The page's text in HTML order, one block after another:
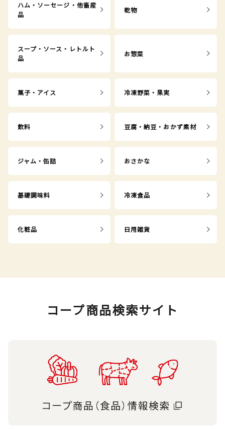
ハム・ソーセージ・他畜産
品
乾物
スープ・ソース・レトルト
品
お惣菜
菓子・アイス 冷凍野菜・果実
飲料 豆腐・納豆・おかず素材
ジャム・缶詰 おさかな
基礎調味料 冷凍食品
化粧品 日用雑貨
コープ商品検索サイト